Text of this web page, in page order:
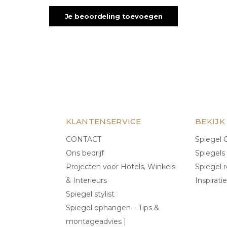
Je beoordeling toevoegen
KLANTENSERVICE
CONTACT
Ons bedrijf
Projecten voor Hotels, Winkels
& Interieurs
Spiegel stylist
Spiegel ophangen – Tips &
montageadvies |
BEKIJK
Spiegel
Spiegel